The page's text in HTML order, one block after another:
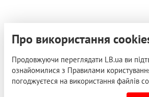
Про використання
Продовжуючи переглядати LB.ua ви
ознайомилися з Правилами
погоджуєтеся на використання файлів